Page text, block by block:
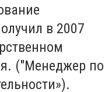
в 2007
("Менеджер по